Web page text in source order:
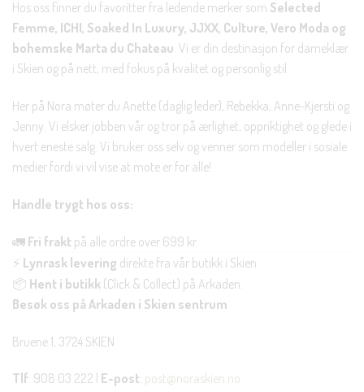
Hos oss finner du favoritter fra ledende merker som Selected
Femme, ICHI, Soaked In Luxury, JJXX, Culture, Vero Moda og
bohemske Marta du Chateau. Vi er din destinasjon for dameklær
i Skien og på nett, med fokus på kvalitet og personlig stil.
Her på Nora møter du Anette (daglig leder), Rebekka, Anne-Kjersti og
Jenny. Vi elsker jobben vår og tror på ærlighet, oppriktighet og glede i
hvert eneste salg. Vi bruker oss selv og venner som modeller i sosiale
medier fordi vi vil vise at mote er for alle!
Handle trygt hos oss:
🚛 Fri frakt på alle ordre over 699 kr.
⚡ Lynrask levering direkte fra vår butikk i Skien.
📦 Hent i butikk (Click & Collect) på Arkaden.
Besøk oss på Arkaden i Skien sentrum
Bruene 1, 3724 SKIEN
Tlf: 908 03 222 | E-post: post@noraskien.no